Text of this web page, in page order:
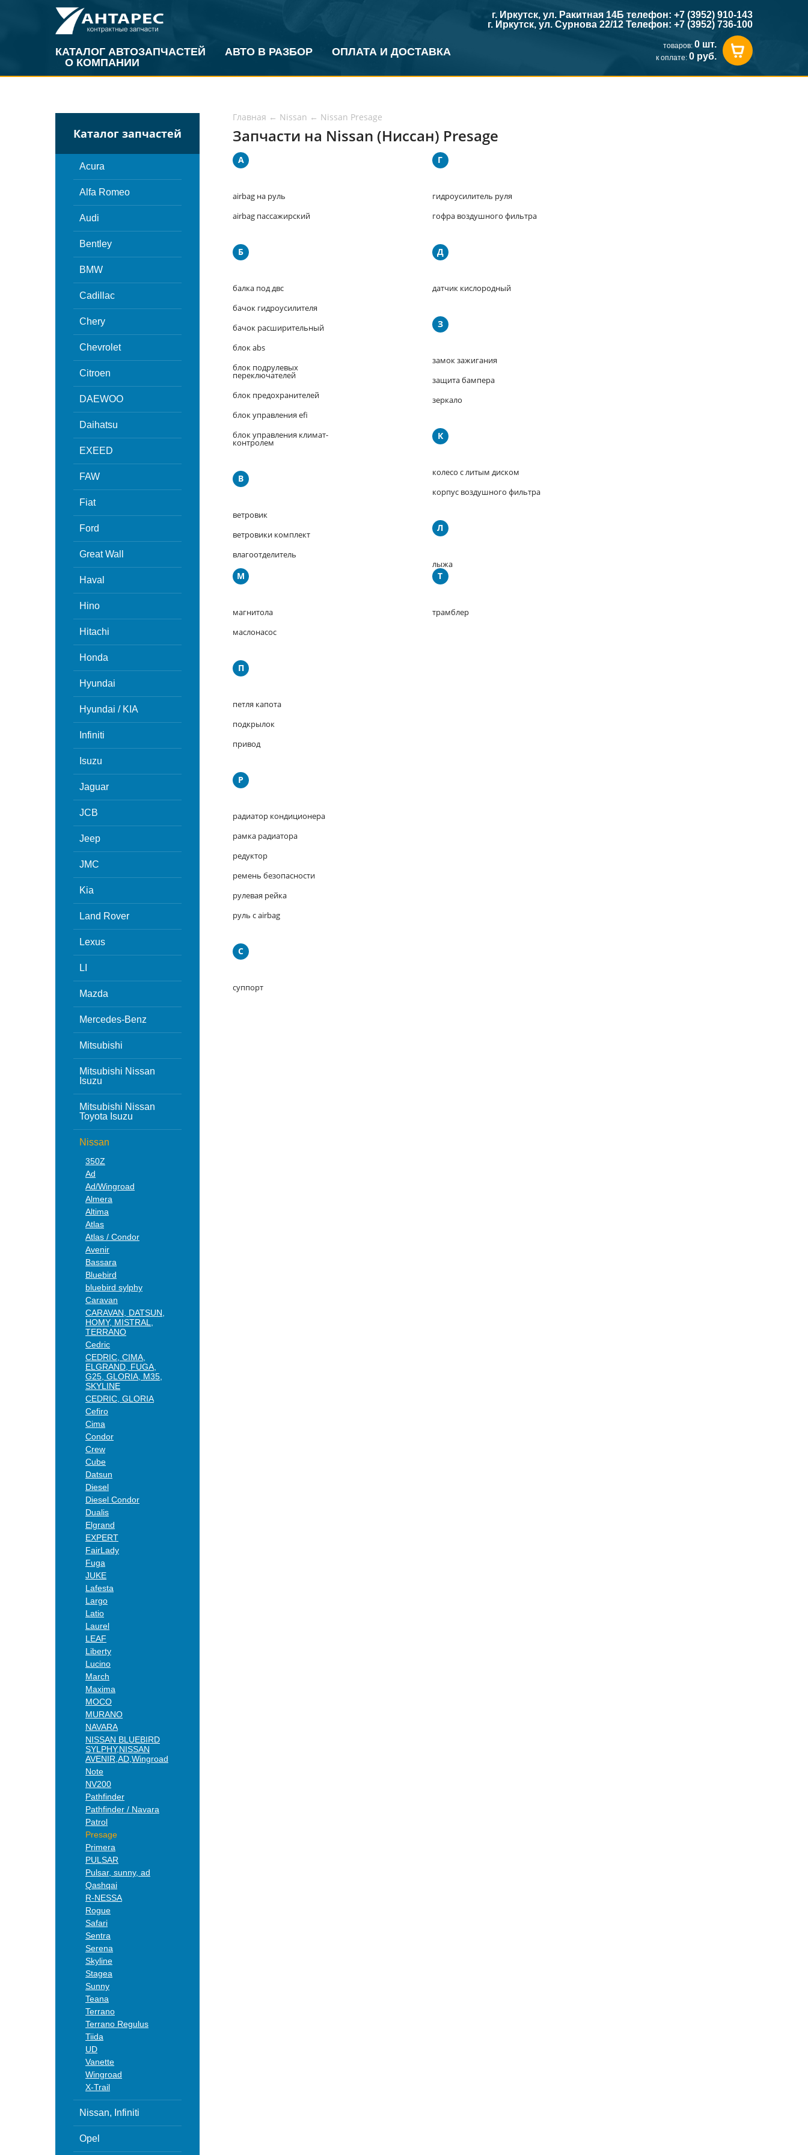
КАТАЛОГ АВТОЗАПЧАСТЕЙ АВТО В РАЗБОР
ОПЛАТА И ДОСТАВКА
О КОМПАНИИ
г. Иркутск, ул. Ракитная 14Б телефон: +7 (3952) 910-143
г. Иркутск, ул. Сурнова 22/12 Телефон: +7 (3952) 736-100
товаров: 0 шт.
к оплате: 0 руб.
Каталог запчастей
Acura
Alfa Romeo
Audi
Bentley
BMW
Cadillac
Chery
Chevrolet
Citroen
DAEWOO
Daihatsu
EXEED
FAW
Fiat
Ford
Great Wall
Haval
Hino
Hitachi
Honda
Hyundai
Hyundai / KIA
Infiniti
Isuzu
Jaguar
JCB
Jeep
JMC
Kia
Land Rover
Lexus
LI
Mazda
Mercedes-Benz
Mitsubishi
Mitsubishi Nissan
Isuzu
Mitsubishi Nissan
Toyota Isuzu
Nissan
350Z
Ad
Ad/Wingroad
Almera
Altima
Atlas
Atlas / Condor
Avenir
Bassara
Bluebird
bluebird sylphy
Caravan
CARAVAN, DATSUN,
HOMY, MISTRAL,
TERRANO
Cedric
CEDRIC, CIMA,
ELGRAND, FUGA,
G25, GLORIA, M35,
SKYLINE
CEDRIC, GLORIA
Cefiro
Cima
Condor
Crew
Cube
Datsun
Diesel
Diesel Condor
Dualis
Elgrand
EXPERT
FairLady
Fuga
JUKE
Lafesta
Largo
Latio
Laurel
LEAF
Liberty
Lucino
March
Maxima
MOCO
MURANO
NAVARA
NISSAN BLUEBIRD
SYLPHY,NISSAN
AVENIR,AD,Wingroad
Note
NV200
Pathfinder
Pathfinder / Navara
Patrol
Presage
Primera
PULSAR
Pulsar, sunny, ad
Qashqai
R-NESSA
Rogue
Safari
Sentra
Serena
Skyline
Stagea
Sunny
Teana
Terrano
Terrano Regulus
Tiida
UD
Vanette
Wingroad
X-Trail
Nissan, Infiniti
Opel
Главная ← Nissan ← Nissan Presage
Запчасти на Nissan (Ниссан) Presage
A
airbag на руль
airbag пассажирский
Б
балка под двс
бачок гидроусилителя
бачок расширительный
блок abs
блок подрулевых
переключателей
блок предохранителей
блок управления efi
блок управления климат-
контролем
В
ветровик
ветровики комплект
влагоотделитель
Г
гидроусилитель руля
гофра воздушного фильтра
Д
датчик кислородный
З
замок зажигания
защита бампера
зеркало
К
колесо с литым диском
корпус воздушного фильтра
Л
лыжа
М
магнитола
маслонасос
П
петля капота
подкрылок
привод
Р
радиатор кондиционера
рамка радиатора
редуктор
ремень безопасности
рулевая рейка
руль с airbag
С
суппорт
Т
трамблер